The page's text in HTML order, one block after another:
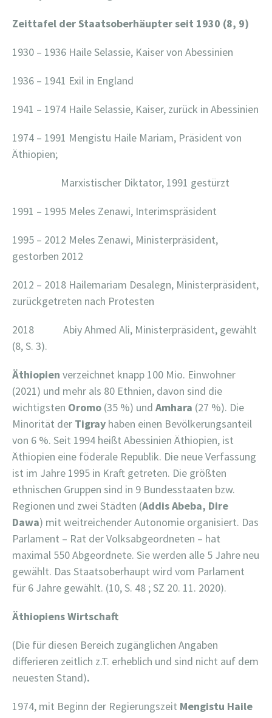
Zeittafel der Staatsoberhäupter seit 1930 (8, 9)
1930 – 1936 Haile Selassie, Kaiser von Abessinien
1936 – 1941 Exil in England
1941 – 1974 Haile Selassie, Kaiser, zurück in Abessinien
1974 – 1991 Mengistu Haile Mariam, Präsident von
Äthiopien;
Marxistischer Diktator, 1991 gestürzt
1991 – 1995 Meles Zenawi, Interimspräsident
1995 – 2012 Meles Zenawi, Ministerpräsident,
gestorben 2012
2012 – 2018 Hailemariam Desalegn, Ministerpräsident,
zurückgetreten nach Protesten
2018 Abiy Ahmed Ali, Ministerpräsident, gewählt
(8, S. 3).
Äthiopien verzeichnet knapp 100 Mio. Einwohner
(2021) und mehr als 80 Ethnien, davon sind die
wichtigsten Oromo (35 %) und Amhara (27 %). Die
Minorität der Tigray haben einen Bevölkerungsanteil
von 6 %. Seit 1994 heißt Abessinien Äthiopien, ist
Äthiopien eine föderale Republik. Die neue Verfassung
ist im Jahre 1995 in Kraft getreten. Die größten
ethnischen Gruppen sind in 9 Bundesstaaten bzw.
Regionen und zwei Städten (Addis Abeba, Dire
Dawa) mit weitreichender Autonomie organisiert. Das
Parlament – Rat der Volksabgeordneten – hat
maximal 550 Abgeordnete. Sie werden alle 5 Jahre neu
gewählt. Das Staatsoberhaupt wird vom Parlament
für 6 Jahre gewählt. (10, S. 48 ; SZ 20. 11. 2020).
Äthiopiens Wirtschaft
(Die für diesen Bereich zugänglichen Angaben
differieren zeitlich z.T. erheblich und sind nicht auf dem
neuesten Stand).
1974, mit Beginn der Regierungszeit Mengistu Haile